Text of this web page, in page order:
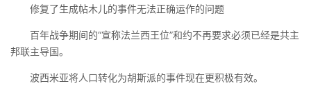
修复了生成帖木儿的事件无法正确运作的问题
百年战争期间的“宣称法兰西王位”和约不再要求必须已经是共主
邦联主导国。
波西米亚将人口转化为胡斯派的事件现在更积极有效。